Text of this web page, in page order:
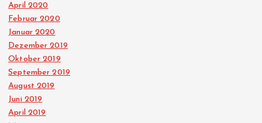
April 2020
Februar 2020
Januar 2020
Dezember 2019
Oktober 2019
September 2019
August 2019
Juni 2019
April 2019